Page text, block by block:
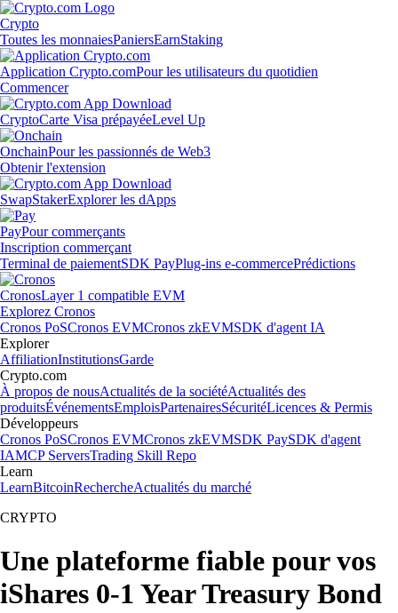
Crypto
Toutes les monnaiesPaniersEarnStaking
Application Crypto.comPour les utilisateurs du quotidien
Commencer
CryptoCarte Visa prépayéeLevel Up
OnchainPour les passionnés de Web3
Obtenir l'extension
SwapStakerExplorer les dApps
PayPour commerçants
Inscription commerçant
Terminal de paiementSDK PayPlug-ins e-commercePrédictions
CronosLayer 1 compatible EVM
Explorez Cronos
Cronos PoSCronos EVMCronos zkEVMSDK d'agent IA
Explorer
AffiliationInstitutionsGarde
Crypto.com
À propos de nousActualités de la sociétéActualités des
produitsÉvénementsEmploisPartenairesSécuritéLicences & Permis
Développeurs
Cronos PoSCronos EVMCronos zkEVMSDK PaySDK d'agent
IAMCP ServersTrading Skill Repo
Learn
LearnBitcoinRechercheActualités du marché
CRYPTO
Une plateforme fiable pour vos
iShares 0-1 Year Treasury Bond